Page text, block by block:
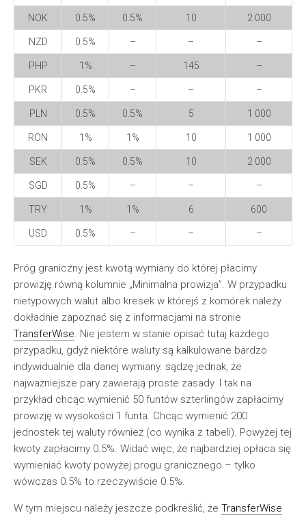
NOK 0.5% 0.5% 10 2 000
NZD 0.5% – – –
PHP 1% – 145 –
PKR 0.5% – – –
PLN 0.5% 0.5% 5 1 000
RON 1% 1% 10 1 000
SEK 0.5% 0.5% 10 2 000
SGD 0.5% – – –
TRY 1% 1% 6 600
USD 0.5% – – –
Próg graniczny jest kwotą wymiany do której płacimy
prowizję równą kolumnie „Minimalna prowizja”. W przypadku
nietypowych walut albo kresek w którejś z komórek należy
dokładnie zapoznać się z informacjami na stronie
TransferWise. Nie jestem w stanie opisać tutaj każdego
przypadku, gdyż niektóre waluty są kalkulowane bardzo
indywidualnie dla danej wymiany. sądzę jednak, że
najważniejsze pary zawierają proste zasady. I tak na
przykład chcąc wymienić 50 funtów szterlingów zapłacimy
prowizję w wysokości 1 funta. Chcąc wymienić 200
jednostek tej waluty również (co wynika z tabeli). Powyżej tej
kwoty zapłacimy 0.5%. Widać więc, że najbardziej opłaca się
wymieniać kwoty powyżej progu granicznego – tylko
wówczas 0.5% to rzeczywiście 0.5%.
W tym miejscu należy jeszcze podkreślić, że TransferWise